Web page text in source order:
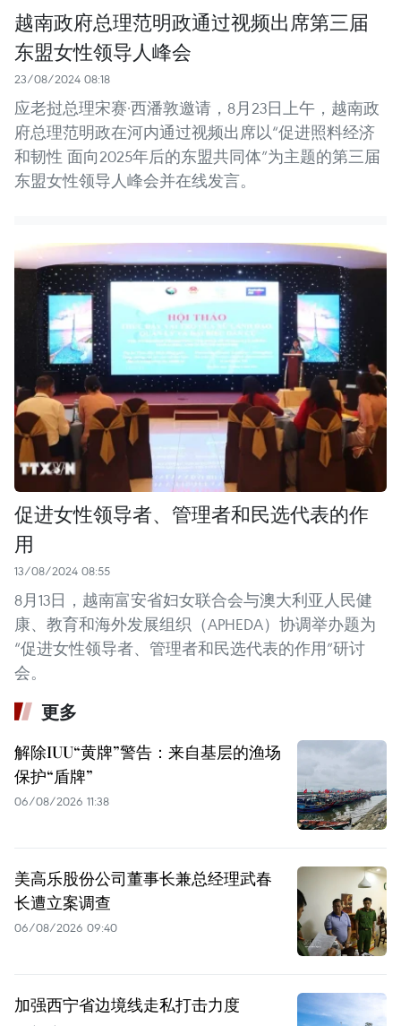
越南政府总理范明政通过视频出席第三届
东盟女性领导人峰会
23/08/2024 08:18
应老挝总理宋赛·西潘敦邀请，8月23日上午，越南政
府总理范明政在河内通过视频出席以“促进照料经济
和韧性 面向2025年后的东盟共同体”为主题的第三届
东盟女性领导人峰会并在线发言。
促进女性领导者、管理者和民选代表的作
用
13/08/2024 08:55
8月13日，越南富安省妇女联合会与澳大利亚人民健
康、教育和海外发展组织（APHEDA）协调举办题为
“促进女性领导者、管理者和民选代表的作用”研讨
会。
更多
解除IUU“黄牌”警告：来自基层的渔场
保护“盾牌”
06/08/2026 11:38
美高乐股份公司董事长兼总经理武春
长遭立案调查
06/08/2026 09:40
加强西宁省边境线走私打击力度